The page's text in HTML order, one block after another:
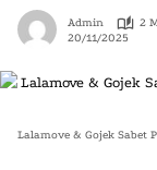
Admin
2
20/11/2025
Lalamove & Gojek Sabet